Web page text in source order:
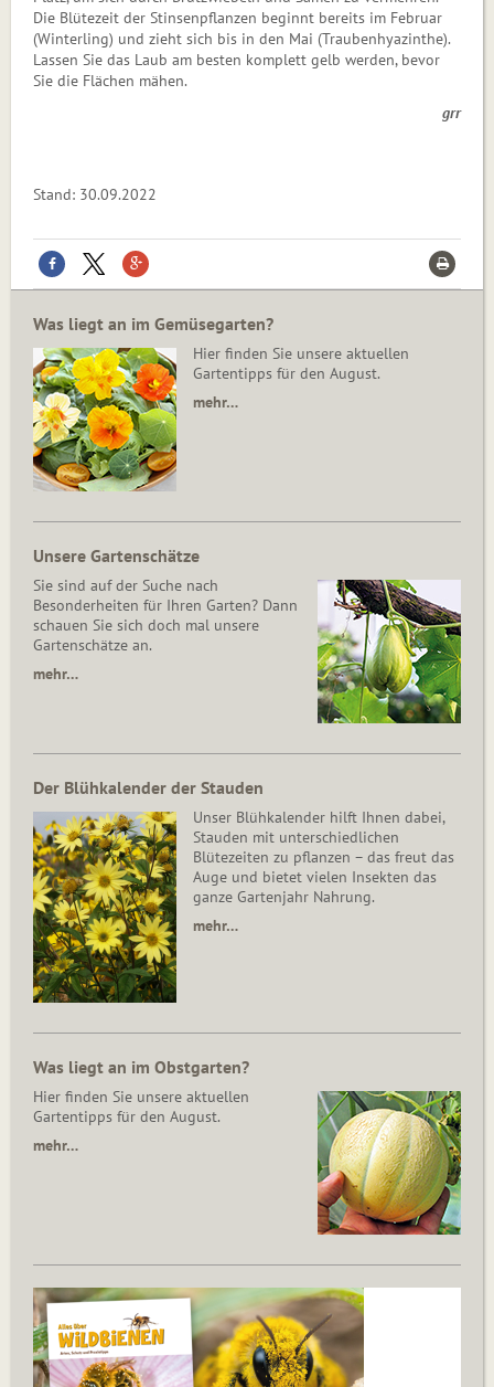
Die Blütezeit der Stinsenpflanzen beginnt bereits im Februar
(Winterling) und zieht sich bis in den Mai (Traubenhyazinthe).
Lassen Sie das Laub am besten komplett gelb werden, bevor
Sie die Flächen mähen.
grr
Stand: 30.09.2022
Was liegt an im Gemüsegarten?
Hier finden Sie unsere aktuellen
Gartentipps für den August.
mehr…
Unsere Gartenschätze
Sie sind auf der Suche nach
Besonderheiten für Ihren Garten? Dann
schauen Sie sich doch mal unsere
Gartenschätze an.
mehr…
Der Blühkalender der Stauden
Unser Blühkalender hilft Ihnen dabei,
Stauden mit unterschiedlichen
Blütezeiten zu pflanzen – das freut das
Auge und bietet vielen Insekten das
ganze Gartenjahr Nahrung.
mehr…
Was liegt an im Obstgarten?
Hier finden Sie unsere aktuellen
Gartentipps für den August.
mehr…